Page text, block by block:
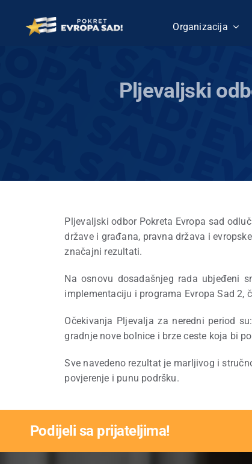
content
Organizacija
Pljevaljski
Pljevaljski odbor Pokreta Evropa sad
države i građana, pravna država i
značajni rezultati.
Na osnovu dosadašnjeg rada ubjeđeni
implementaciju i programa Evropa Sad 2,
Očekivanja Pljevalja za neredni period su:
gradnje nove bolnice i brze ceste koja bi
Sve navedeno rezultat je marljivog i
povjerenje i punu podršku.
Podijeli sa prijateljima!